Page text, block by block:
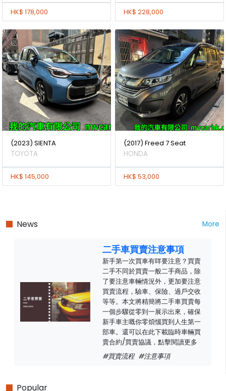
HK$ 178,000 HK$ 228,000
(2023) SIENTA
TOYOTA
HK$ 145,000
(2017) Freed 7 Seat
HONDA
HK$ 53,000
News More
二手車買賣注意事項
新手第一次買車有咩要注意？買賣
二手不同於買賣一般二手商品，除
了要注意車輛情況外，更加要注意
買賣流程，驗車、保險、過戶交收
等等。本文將精簡將二手車買賣每
一個步驟從零到一展示出來，確保
新手車主嘅你零煩惱買到人生第一
部車。還可以在此下載臨時車輛買
賣合約/買賣協議，點擊閱讀更多
#買賣流程 #注意事項
Popular